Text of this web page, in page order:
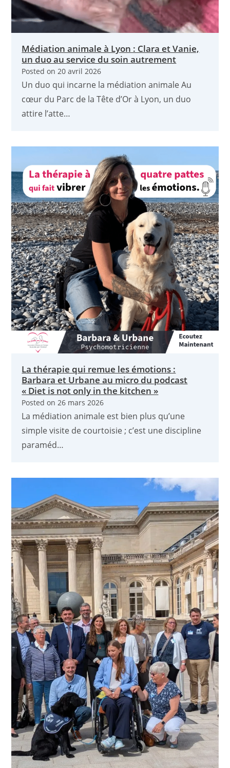
Médiation animale à Lyon : Clara et Vanie,
un duo au service du soin autrement
Posted on20 avril 2026
Un duo qui incarne la médiation animale Au
cœur du Parc de la Tête d’Or à Lyon, un duo
attire l’atte…
La thérapie qui remue les émotions :
Barbara et Urbane au micro du podcast
« Diet is not only in the kitchen »
Posted on26 mars 2026
La médiation animale est bien plus qu’une
simple visite de courtoisie ; c’est une discipline
paraméd…